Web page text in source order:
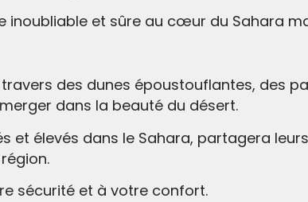
inoubliable et sûre au cœur du Sahara
des dunes époustouflantes, des
dans la beauté du désert.
et élevés dans le Sahara, partagera
sécurité et à votre confort.